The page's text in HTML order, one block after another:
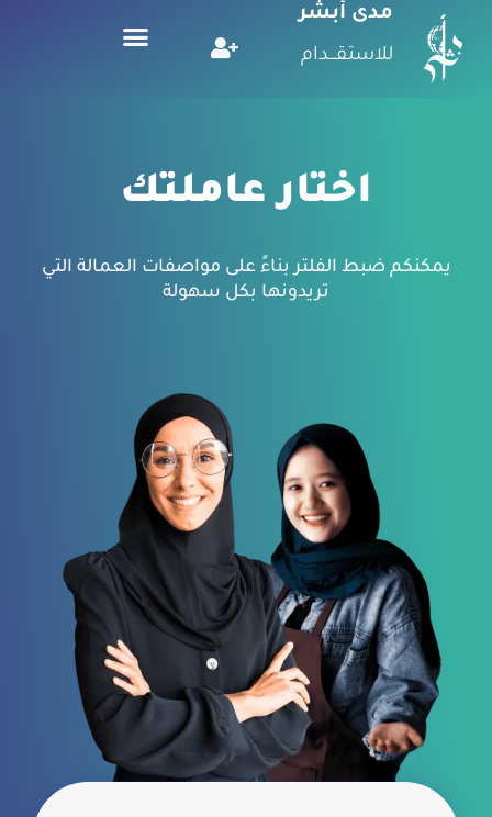
مدى أبشر
للاستقـــدام
اختار عاملتك
يمكنكم ضبط الفلتر بناءً على مواصفات العمالة التي
تريدونها بكل سهولة